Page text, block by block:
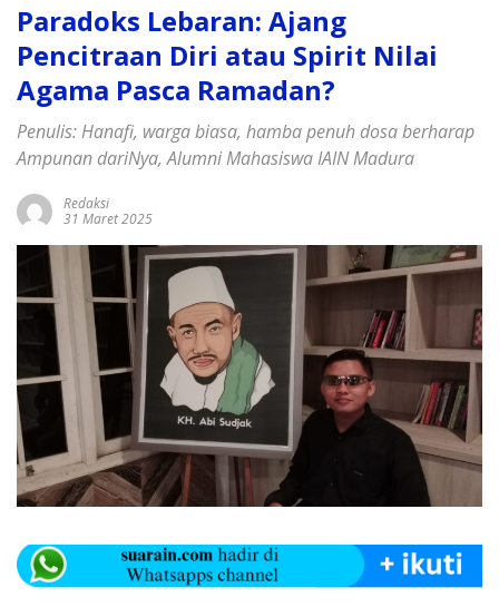
Paradoks Lebaran: Ajang
Pencitraan Diri atau Spirit Nilai
Agama Pasca Ramadan?
Penulis: Hanafi, warga biasa, hamba penuh dosa berharap
Ampunan dariNya, Alumni Mahasiswa IAIN Madura
Redaksi
31 Maret 2025